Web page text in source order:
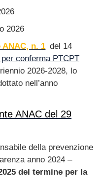
2026
n. 1 del 14
conferma PTCPT
2026-2028, lo
nell’anno
ANAC del 29
della prevenzione
anno 2024 –
del termine per la